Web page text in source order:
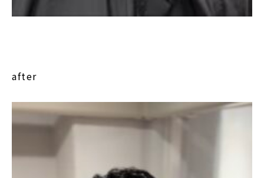
after